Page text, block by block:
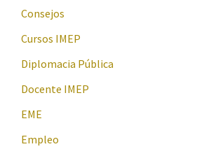
Consejos
Cursos IMEP
Diplomacia Pública
Docente IMEP
EME
Empleo